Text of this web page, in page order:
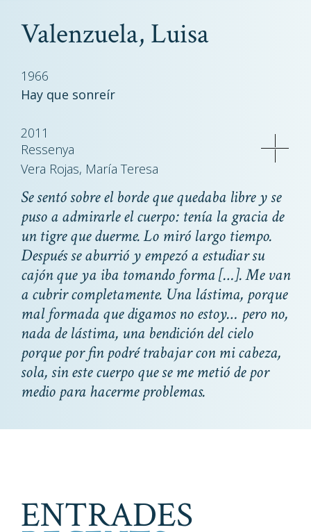
Valenzuela, Luisa
1966
Hay que sonreír
2011
Ressenya
Vera Rojas, María Teresa
Se sentó sobre el borde que quedaba libre y se
puso a admirarle el cuerpo: tenía la gracia de
un tigre que duerme. Lo miró largo tiempo.
Después se aburrió y empezó a estudiar su
cajón que ya iba tomando forma […]. Me van
a cubrir completamente. Una lástima, porque
mal formada que digamos no estoy… pero no,
nada de lástima, una bendición del cielo
porque por fin podré trabajar con mi cabeza,
sola, sin este cuerpo que se me metió de por
medio para hacerme problemas.
ENTRADES